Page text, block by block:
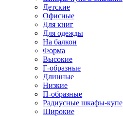
Детские
Офисные
Для книг
Для одежды
На балкон
Форма
Высокие
Г-образные
Длинные
Низкие
П-образные
Радиусные шкафы-купе
Широкие